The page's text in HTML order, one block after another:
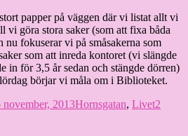
papper på väggen där vi listat allt vi
vi göra stora saker (som att fixa båda
nu fokuserar vi på småsakerna som
som att inreda kontoret (vi slängde
in för 3,5 år sedan och stängde dörren)
börjar vi måla om i Biblioteket.
november, 2013Kategorier
Hornsgatan, Livet2